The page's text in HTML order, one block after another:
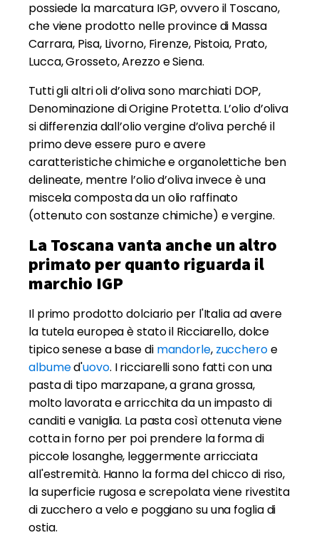
possiede la marcatura IGP, ovvero il Toscano,
che viene prodotto nelle province di Massa
Carrara, Pisa, Livorno, Firenze, Pistoia, Prato,
Lucca, Grosseto, Arezzo e Siena.
Tutti gli altri oli d’oliva sono marchiati DOP,
Denominazione di Origine Protetta. L’olio d’oliva
si differenzia dall’olio vergine d’oliva perché il
primo deve essere puro e avere
caratteristiche chimiche e organolettiche ben
delineate, mentre l’olio d’oliva invece è una
miscela composta da un olio raffinato
(ottenuto con sostanze chimiche) e vergine.
La Toscana vanta anche un altro
primato per quanto riguarda il
marchio IGP
Il primo prodotto dolciario per l'Italia ad avere
la tutela europea è stato il Ricciarello, dolce
tipico senese a base dimandorle,zuccheroe
albumed'uovo. I ricciarelli sono fatti con una
pasta di tipo marzapane, a grana grossa,
molto lavorata e arricchita da un impasto di
canditi e vaniglia. La pasta così ottenuta viene
cotta in forno per poi prendere la forma di
piccole losanghe, leggermente arricciata
all'estremità. Hanno la forma del chicco di riso,
la superficie rugosa e screpolata viene rivestita
di zucchero a velo e poggiano su una foglia di
ostia.